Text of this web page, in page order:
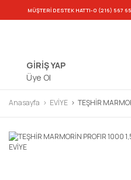
MÜŞTERİ DESTEK HATTI-0 (216) 567
GİRİŞ YAP
Üye Ol
Anasayfa EVİYE TEŞHİR